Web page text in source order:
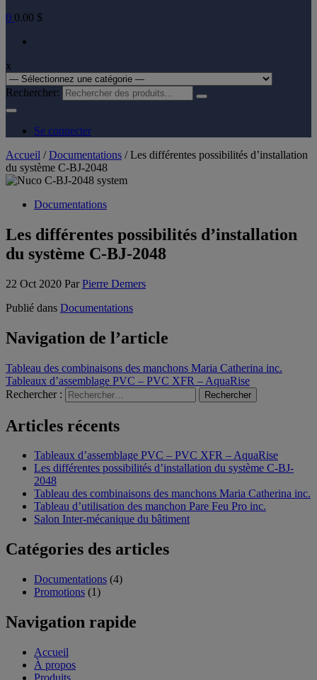
0 0.00 $
x
Rechercher:
Se connecter
Accueil /Documentations / Les différentes possibilités d’installation
du système C-BJ-2048
Documentations
Les différentes possibilités d’installation
du système C-BJ-2048
22 Oct 2020 ParPierre Demers
Publié dans Documentations
Navigation de l’article
Tableau des combinaisons des manchons Maria Catherina inc.
Tableaux d’assemblage PVC – PVC XFR – AquaRise
Rechercher :
Articles récents
Tableaux d’assemblage PVC – PVC XFR – AquaRise
Les différentes possibilités d’installation du système C-BJ-
2048
Tableau des combinaisons des manchons Maria Catherina inc.
Tableau d’utilisation des manchon Pare Feu Pro inc.
Salon Inter-mécanique du bâtiment
Catégories des articles
Documentations (4)
Promotions (1)
Navigation rapide
Accueil
À propos
Produits